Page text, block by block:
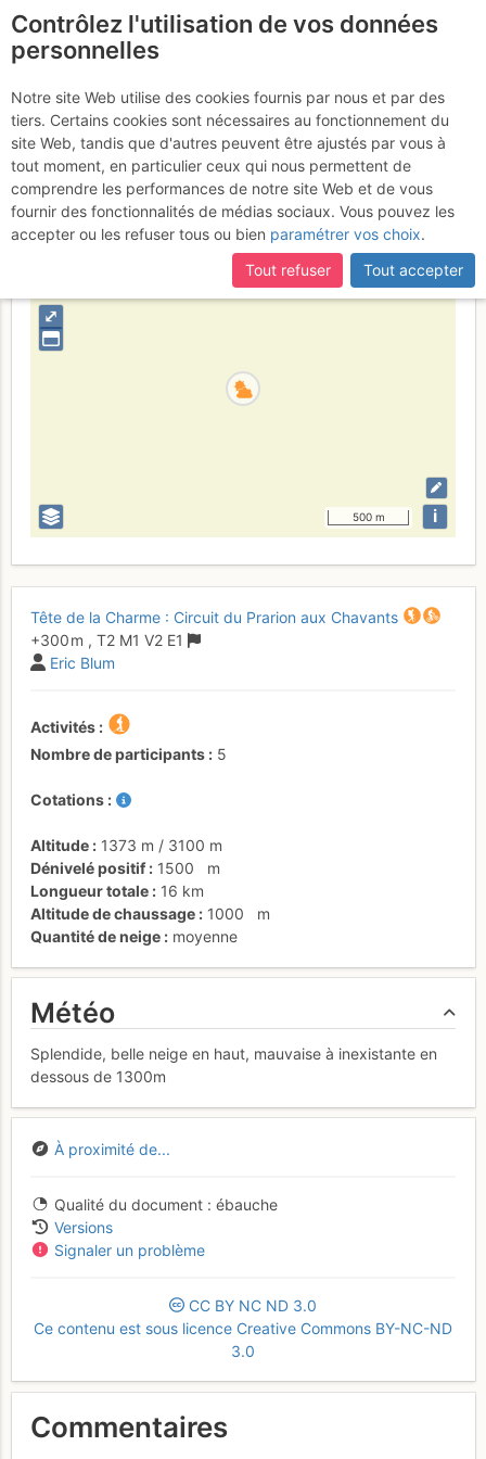
Raquette au Prarion
Dimanche 19 février 2017
France Haute-Savoie Mont-Blanc
⤢
500 m i
Tête de la Charme : Circuit du Prarion aux Chavants
+300 m , T2 M1 V2 E1
Eric Blum
Activités
Nombre de participants
5
Cotations
Altitude 1373 m / 3100 m
Dénivelé positif
1500
m
Longueur totale
16 km
Altitude de chaussage
1000
m
Quantité de neige
moyenne
Météo
Splendide, belle neige en haut, mauvaise à inexistante en
dessous de 1300m
À proximité de...
Qualité du document
ébauche
Versions
Signaler un problème
CC BY NC ND 3.0
Ce contenu est sous licence Creative Commons BY-NC-ND
3.0
Commentaires
Contrôlez l'utilisation de vos données
personnelles
Notre site Web utilise des cookies fournis par nous et par des
tiers. Certains cookies sont nécessaires au fonctionnement du
site Web, tandis que d'autres peuvent être ajustés par vous à
tout moment, en particulier ceux qui nous permettent de
comprendre les performances de notre site Web et de vous
fournir des fonctionnalités de médias sociaux. Vous pouvez les
accepter ou les refuser tous ou bien paramétrer vos choix.
Tout refuser
Tout accepter